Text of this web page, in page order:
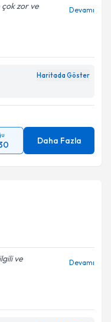
zor ve
Devamı
Haritada Göster
Daha Fazla
ve
Devamı